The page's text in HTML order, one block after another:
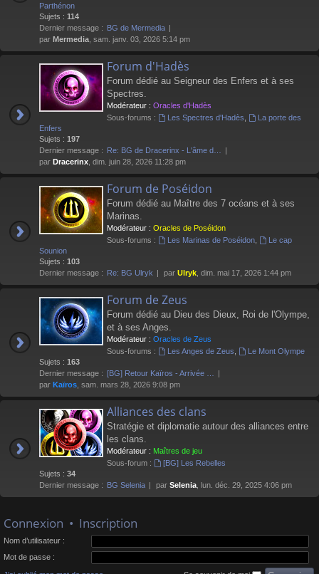
Parthénon
Sujets : 114
Dernier message : BG de Mermedia
par Mermedia , sam. janv. 03, 2026 5:14 pm
Forum d'Hadès
Forum dédié au Seigneur des Enfers et à ses
Spectres.
Modérateur : Oracles d'Hadès
Sous-forums :
Les Spectres d'Hadès
La porte des
Enfers
Sujets : 197
Dernier message : Re: BG de Dracerinx - L'âme d…
par Dracerinx , dim. juin 28, 2026 11:28 pm
Forum de Poséidon
Forum dédié au Maître des 7 océans et à ses
Marinas.
Modérateur : Oracles de Poséidon
Sous-forums :
Les Marinas de Poséidon,
Le cap
Sounion
Sujets : 103
Dernier message : Re: BG Ulryk par Ulryk , dim. mai 17, 2026 1:44 pm
Forum de Zeus
Forum dédié au Dieu des Dieux, Roi de l'Olympe,
et à ses Anges.
Modérateur : Oracles de Zeus
Sous-forums :
Les Anges de Zeus
Le Mont Olympe
Sujets : 163
Dernier message : [BG] Retour Kaïros - Arrivée …
par Kaïros , sam. mars 28, 2026 9:08 pm
Alliances des clans
Stratégie et diplomatie autour des alliances entre
les clans.
Modérateur : Maîtres de jeu
Sous-forum :
[BG] Les Rebelles
Sujets : 34
Dernier message : BG Selenia par Selenia , lun. déc. 29, 2025 4:06 pm
Connexion • Inscription
Nom d’utilisateur :
Mot de passe :